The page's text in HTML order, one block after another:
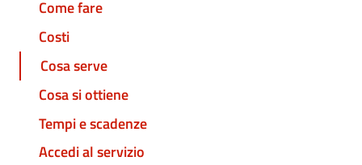
Come fare
Costi
Cosa serve
Cosa si ottiene
Tempi e scadenze
Accedi al servizio